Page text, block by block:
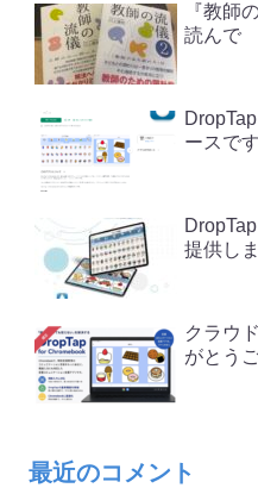
『教師
読んで
ースです
提供し
クラウ
がとう
最近のコメント